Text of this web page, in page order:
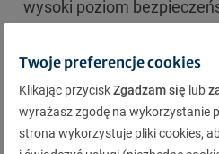
wysoki poziom
Jak zatroszczyć się o stan
wszystkim przestrzegaj
Systematycznie
bieżnika
Twoje preferencje cookies
Klikając przyciskZgadzam się lub
wyrażasz zgodę na wykorzystanie
strona wykorzystuje pliki cookies,